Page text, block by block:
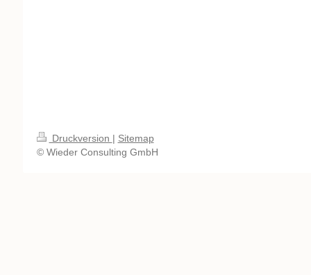
Druckversion | Sitemap
© Wieder Consulting GmbH